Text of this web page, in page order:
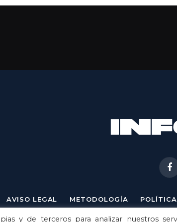
AVISO LEGAL METODOLOGÍA
y de terceros para analizar nuestros